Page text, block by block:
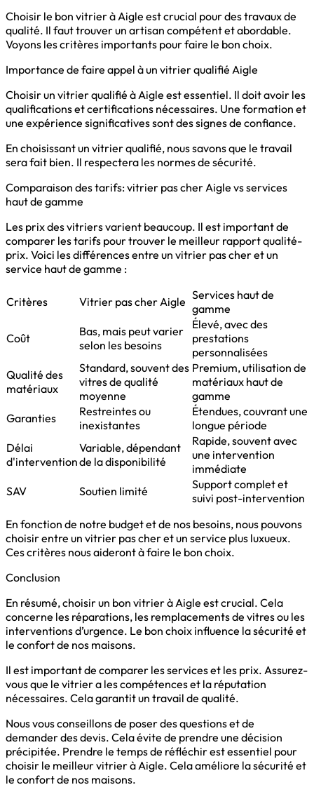
Choisir le bon vitrier à Aigle est crucial pour des travaux de
qualité. Il faut trouver un artisan compétent et abordable.
Voyons les critères importants pour faire le bon choix.
Importance de faire appel à un vitrier qualifié Aigle
Choisir un vitrier qualifié à Aigle est essentiel. Il doit avoir les
qualifications et certifications nécessaires. Une formation et
une expérience significatives sont des signes de confiance.
En choisissant un vitrier qualifié, nous savons que le travail
sera fait bien. Il respectera les normes de sécurité.
Comparaison des tarifs: vitrier pas cher Aigle vs services
haut de gamme
Les prix des vitriers varient beaucoup. Il est important de
comparer les tarifs pour trouver le meilleur rapport qualité-
prix. Voici les différences entre un vitrier pas cher et un
service haut de gamme :
Critères Vitrier pas cher Aigle Services haut de
gamme
Coût
Bas, mais peut varier
selon les besoins
Élevé, avec des
prestations
personnalisées
Qualité des
matériaux
Standard, souvent des
vitres de qualité
moyenne
Premium, utilisation de
matériaux haut de
gamme
Garanties
Restreintes ou
inexistantes
Étendues, couvrant une
longue période
Délai
d'intervention
Variable, dépendant
de la disponibilité
Rapide, souvent avec
une intervention
immédiate
SAV
Soutien limité
Support complet et
suivi post-intervention
En fonction de notre budget et de nos besoins, nous pouvons
choisir entre un vitrier pas cher et un service plus luxueux.
Ces critères nous aideront à faire le bon choix.
Conclusion
En résumé, choisir un bon vitrier à Aigle est crucial. Cela
concerne les réparations, les remplacements de vitres ou les
interventions d’urgence. Le bon choix influence la sécurité et
le confort de nos maisons.
Il est important de comparer les services et les prix. Assurez-
vous que le vitrier a les compétences et la réputation
nécessaires. Cela garantit un travail de qualité.
Nous vous conseillons de poser des questions et de
demander des devis. Cela évite de prendre une décision
précipitée. Prendre le temps de réfléchir est essentiel pour
choisir le meilleur vitrier à Aigle. Cela améliore la sécurité et
le confort de nos maisons.